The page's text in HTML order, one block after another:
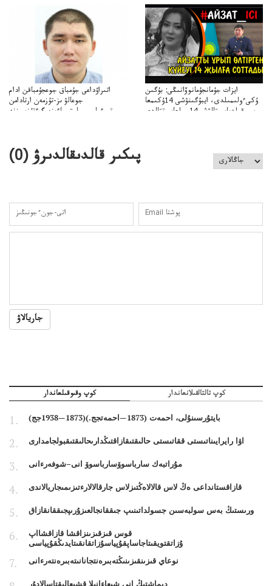
اتىراۋداعى جۇمباق جوعجۇمباقن ادام
جوعالۋ ىز-تۇزمەن ارتادامن
وتبءولىمىپوليتسياءىزەرگءتۇزسىزنە
ايزات جۇمانجۇمانوۆانىڭى: بۇگىن
ۇكىءولىمىلدى، ايبۇگىنۋشى 14ۇكىمعا
سووقىلدىايىپتالۋشى14جىلعاسوتتالدى
پىكىر قالدىقالدىرۋ (0
)
جاريالاۋ
كوپ وقىوقىلعاندار كوپ تالتالقىلانعاندار
بايتۇرسىنۇلى، احمەت (1873—احمەتجج.)(1873—1938جج)
اۋا رايرايىناتىستى ققاتىستى حالىقتىقازاقتىڭدارىحالىقتىقبولجامدارى
مۇراتبەك سارباسوۆسارباسوۆ انى–شوفەرءانى
قازاقستانداعى ەڭ لاس قالالاەڭتىزلاس جارقالالارءتىزىمىجاريالاندى
ورىستىڭ بەس سولبەسىن جسولداتىنىپ جىققانجالعىزۇرىپجىققانقازاق
قوس قىزقىزىنزاقشا قازاقشااپ
ۇزاتقتويقىتاجاساپقۇپياسۇزاتقانقىتايدىڭقۇپياسى
نوعاي قىزىنقىزىنىڭتەبىرەنتجانانىتەبىرەنتەرءانى
ديماشتىڭ انى شىعاءانىلا قشىعالىقتاسالادۇر